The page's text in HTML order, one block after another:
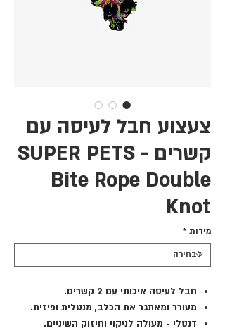
צעצוע חבל לעיסה עם
קשרים SUPER PETS -
Bite Rope Double
Knot
מידות *
חבל לעיסה איכותי עם 2 קשרים.
מעורר ומאתגר את הכלב, מנטלית ופיזית.
דנטלי - מעולה לניקוי וחיזוק השיניים.